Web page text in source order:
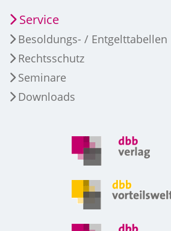
Service
Besoldungs- / Entgelttabellen
Rechtsschutz
Seminare
Downloads